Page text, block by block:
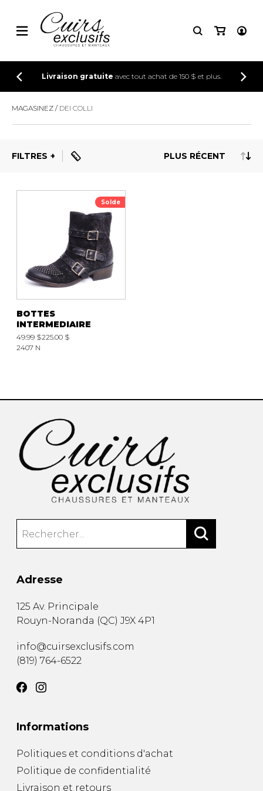
CONNEXION
INSCRIPTION
Livraison gratuite avec tout achat de 150 $ et plus.
MAGASINEZ DEI COLLI
FILTRES
Solde
BOTTES
INTERMEDIAIRE
49.99 $225.00 $
2407 N
Adresse
125 Av. Principale
Rouyn-Noranda (QC) J9X 4P1
info@cuirsexclusifs.com
(819) 764-6522
Informations
Politiques et conditions d'achat
Politique de confidentialité
Livraison et retours